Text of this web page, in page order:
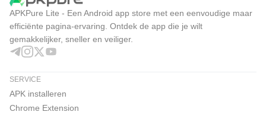
APKPure Lite - Een Android app store met een eenvoudige maar
efficiënte pagina-ervaring. Ontdek de app die je wilt
gemakkelijker, sneller en veiliger.
SERVICE
APK installeren
Chrome Extension